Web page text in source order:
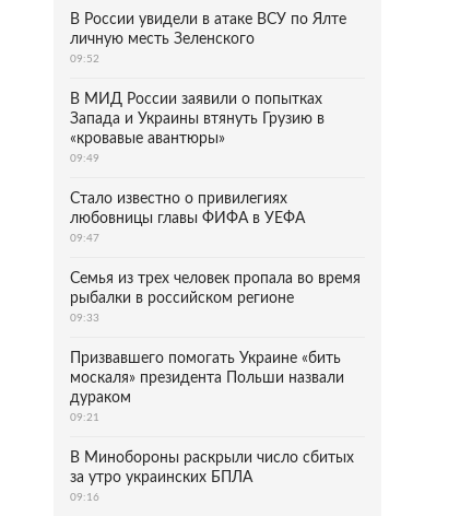
В России увидели в атаке ВСУ по Ялте
личную месть Зеленского
09:52
В МИД России заявили о попытках
Запада и Украины втянуть Грузию в
«кровавые авантюры»
09:49
Стало известно о привилегиях
любовницы главы ФИФА в УЕФА
09:47
Семья из трех человек пропала во время
рыбалки в российском регионе
09:33
Призвавшего помогать Украине «бить
москаля» президента Польши назвали
дураком
09:21
В Минобороны раскрыли число сбитых
за утро украинских БПЛА
09:16